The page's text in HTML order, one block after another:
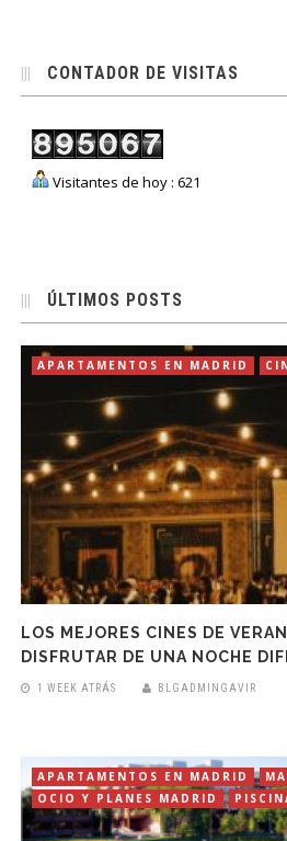
CONTADOR DE VISITAS
Visitantes de hoy : 621
ÚLTIMOS POSTS
APARTAMENTOS EN MADRID
LOS MEJORES CINES DE
DISFRUTAR DE UNA NOCHE
1 WEEK ATRÁS BLGADMINGAVIR
APARTAMENTOS EN MADRID
OCIO Y PLANES MADRID